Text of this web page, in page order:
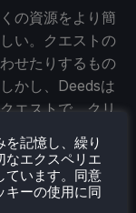
の資源をより簡
い。クエストの
せたりするもの
かし、Deedsは
エストで、クリ
ニットの移動追
トの追加や恒久
このボーナスを
記憶し、繰り
なエクスペリエ
ています。同意
キーの使用に同